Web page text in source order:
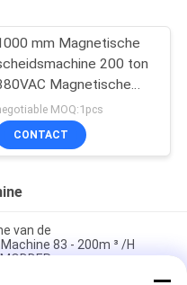
mm Magnetische
200 ton
Magnetische
voor
MOQ:1pcs
CONTACT
van de
83 - 200m ³ /H